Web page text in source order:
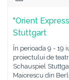
"Orient
Stuttgart
În perioada 9 - 19
proiectului de
Schauspiel
Maiorescu din